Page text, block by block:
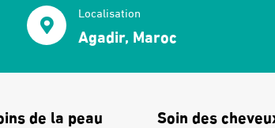
Localisation
Agadir, Maroc
de la peau Soin des